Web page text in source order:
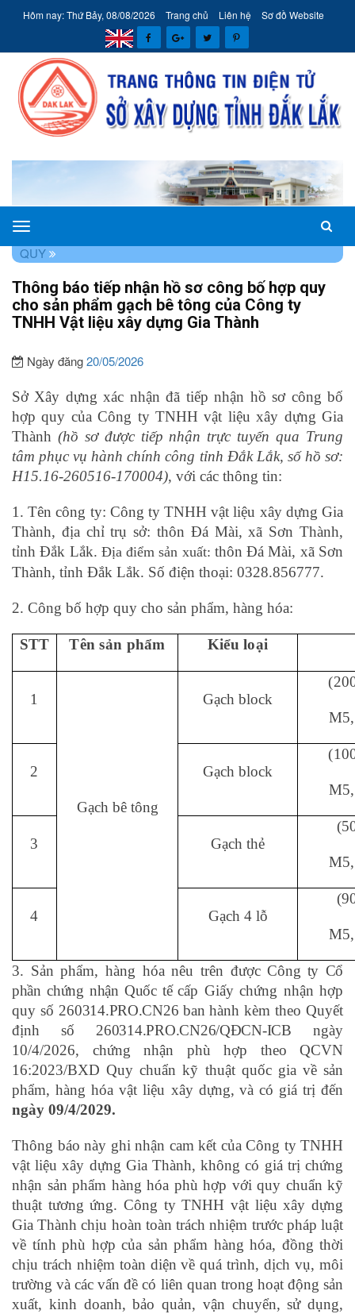
Hôm nay: Thứ Bảy, 08/08/2026 Trang chủ Liên hệ Sơ đồ Website
Sở
Xây
tỉnh
Đắk
Lắk
TRANG CHỦ
TIẾP NHẬN CÔNG BỐ HỢP
QUY
Thông báo tiếp nhận hồ sơ công bố hợp quy
cho sản phẩm gạch bê tông của Công ty
TNHH Vật liệu xây dựng Gia Thành
Ngày đăng20/05/2026
Sở Xây dựng xác nhận đã tiếp nhận hồ sơ công bố
hợp quy của Công ty TNHH vật liệu xây dựng Gia
Thành (hồ sơ được tiếp nhận trực tuyến qua Trung
tâm phục vụ hành chính công tỉnh Đắk Lắk, số hồ sơ:
H15.16-260516-170004), với các thông tin:
1. Tên công ty: Công ty TNHH vật liệu xây dựng Gia
Thành, địa chỉ trụ sở: thôn Đá Mài, xã Sơn Thành,
tỉnh Đắk Lắk. Địa điểm sản xuất: thôn Đá Mài, xã Sơn
Thành, tỉnh Đắk Lắk. Số điện thoại: 0328.856777.
2. Công bố hợp quy cho sản phẩm, hàng hóa:
STT Tên sản phẩm Kiểu loại
1
Gạch bê tông
Gạch block
2 Gạch block
3 Gạch thẻ
4 Gạch 4 lỗ
3. Sản phẩm, hàng hóa nêu trên đượcCông ty Cổ
phần chứng nhận Quốc tếcấp Giấy chứng nhận hợp
quy số 260314.PRO.CN26 ban hành kèm theo Quyết
định số 260314.PRO.CN26/QĐCN-ICB ngày
10/4/2026, chứng nhận phù hợp theo QCVN
16:2023/BXD Quy chuẩn kỹ thuật quốc gia về sản
phẩm, hàng hóa vật liệu xây dựng, và có giá trị đến
ngày 09/4/2029.
Thông báo này ghi nhận cam kết của Công ty TNHH
vật liệu xây dựng Gia Thành, không có giá trị chứng
nhận sản phẩm hàng hóa phù hợp với quy chuẩn kỹ
thuật tương ứng. Công ty TNHH vật liệu xây dựng
Gia Thành chịu hoàn toàn trách nhiệm trước pháp luật
về tính phù hợp của sản phẩm hàng hóa, đồng thời
chịu trách nhiệm toàn diện về quá trình, dịch vụ, môi
trường và các vấn đề có liên quan trong hoạt động sản
xuất, kinh doanh, bảo quản, vận chuyển, sử dụng,